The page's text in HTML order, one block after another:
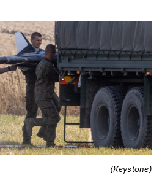
(Keystone)